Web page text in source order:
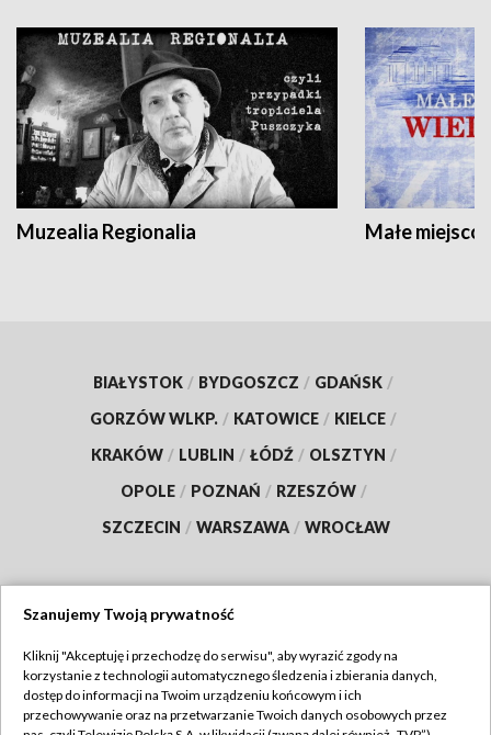
Muzealia Regionalia Małe
BIAŁYSTOK / BYDGOSZCZ / GDAŃSK /
GORZÓW WLKP. / KATOWICE / KIELCE /
KRAKÓW / LUBLIN / ŁÓDŹ / OLSZTYN /
OPOLE / POZNAŃ / RZESZÓW /
SZCZECIN / WARSZAWA / WROCŁAW
TVP
Abonament TVP
Regulamin TVP
Szanujemy Twoją prywatność
Kliknij "Akceptuję i przechodzę do serwisu", aby wyrazić zgody na
korzystanie z technologii automatycznego śledzenia i zbierania danych,
dostęp do informacji na Twoim urządzeniu końcowym i ich
przechowywanie oraz na przetwarzanie Twoich danych osobowych przez